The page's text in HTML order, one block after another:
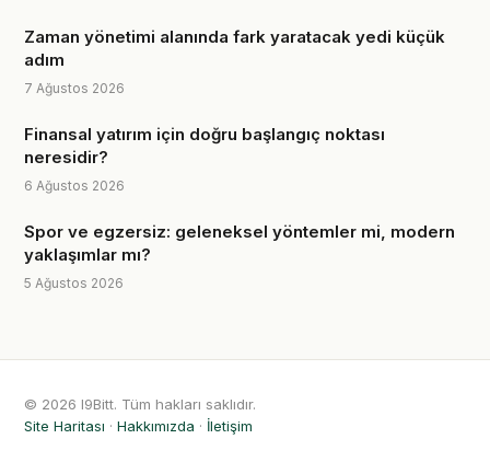
Zaman yönetimi alanında fark yaratacak yedi küçük
adım
7 Ağustos 2026
Finansal yatırım için doğru başlangıç noktası
neresidir?
6 Ağustos 2026
Spor ve egzersiz: geleneksel yöntemler mi, modern
yaklaşımlar mı?
5 Ağustos 2026
© 2026 I9Bitt. Tüm hakları saklıdır.
Site Haritası · Hakkımızda · İletişim